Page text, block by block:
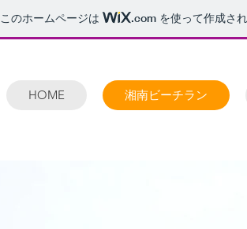
このホームページは .comを使って作成さ
HOME 湘南ビーチラン